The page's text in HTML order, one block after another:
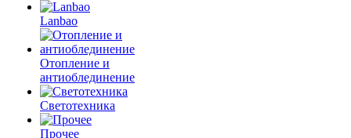
Lanbao
Отопление и
антиоблединение
Светотехника
Прочее